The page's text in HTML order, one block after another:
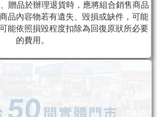
贈品於辦理退貨時，應將組合銷售商品
品內容物若有遺失、毀損或缺件，可能
能依照損毀程度扣除為回復原狀所必要
的費用。